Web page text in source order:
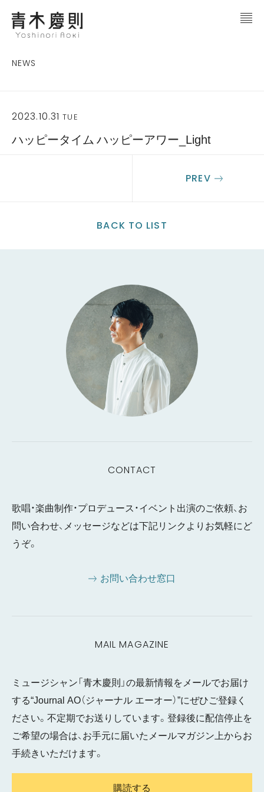
NEWS
2023.10.31TUE
ハッピータイム ハッピーアワー_Light
BACK TO LIST
PREV
CONTACT
歌唱・楽曲制作・プロデュース・イベント出演のご依頼、お
問い合わせ、メッセージなどは下記リンクよりお気軽にど
うぞ。
お問い合わせ窓口
MAIL MAGAZINE
ミュージシャン「青木慶則」の最新情報をメールでお届け
する“Journal AO（ジャーナル エーオー）”にぜひご登録く
ださい。不定期でお送りしています。登録後に配信停止を
ご希望の場合は、お手元に届いたメールマガジン上からお
手続きいただけます。
購読する